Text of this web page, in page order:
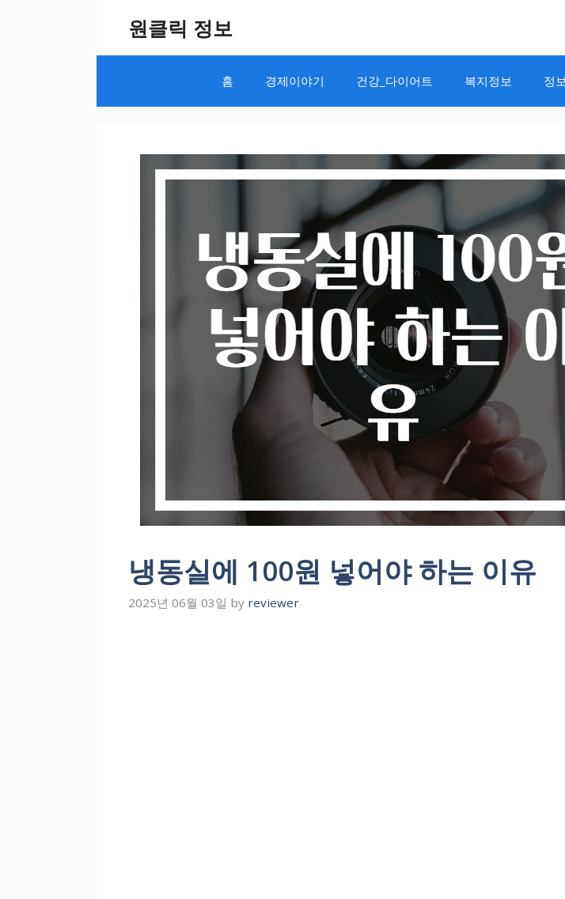
원클릭 정보
홈 경제이야기 건강_다이어트 복지정보 정
냉동실에 100원 넣어야 하는 이유
2025년 06월 03일 by reviewer